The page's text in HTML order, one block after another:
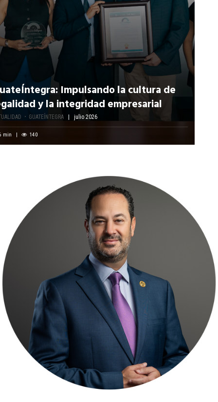
Impulsando la cultura de
y la integridad empresarial
GUATEÍNTEGRA julio 2026
min 140